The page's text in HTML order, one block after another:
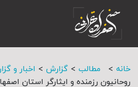
خانه > مطالب > گزارش > اخبار و
روحانیون رزمنده و ایثارگر استان